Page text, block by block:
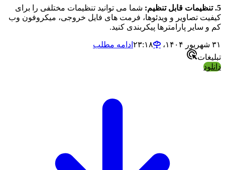
شما می توانید تنظیمات مختلفی را برای
تصاویر و ویدئوها، فرمت های فایل خروجی، میکروفون وب
پارامترها پیکربندی کنید.
ادامه مطلب